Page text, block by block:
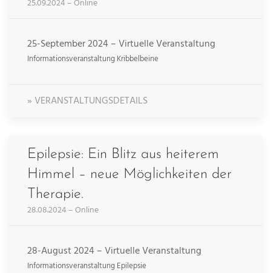
25.09.2024 – Online
25-September 2024 – Virtuelle Veranstaltung
Informationsveranstaltung Kribbelbeine
» VERANSTALTUNGSDETAILS
Epilepsie: Ein Blitz aus heiterem
Himmel – neue Möglichkeiten der
Therapie.
28.08.2024 – Online
28-August 2024 – Virtuelle Veranstaltung
Informationsveranstaltung Epilepsie